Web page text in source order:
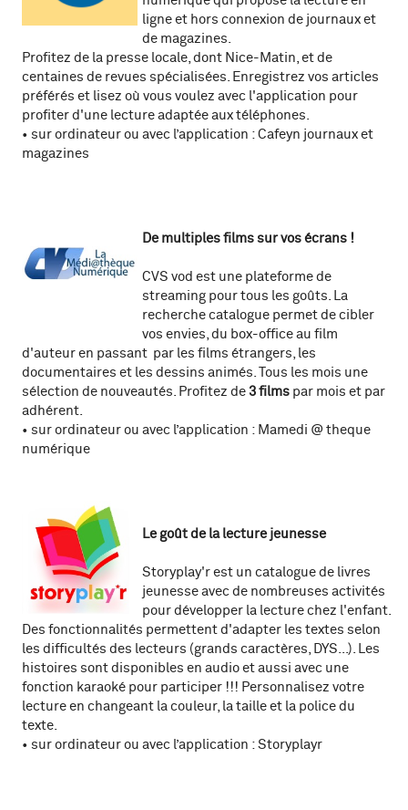
ligne et hors connexion de journaux et
de magazines.
Profitez de la presse locale, dont Nice-Matin, et de
centaines de revues spécialisées. Enregistrez vos articles
préférés et lisez où vous voulez avec l'application pour
profiter d'une lecture adaptée aux téléphones.
• sur ordinateur ou avec l’application : Cafeyn journaux et
magazines
De multiples films sur vos écrans !
CVS vod est une plateforme de
streaming pour tous les goûts. La
recherche catalogue permet de cibler
vos envies, du box-office au film
d'auteur en passant par les films étrangers, les
documentaires et les dessins animés. Tous les mois une
sélection de nouveautés. Profitez de 3 films par mois et par
adhérent.
• sur ordinateur ou avec l’application : Mamedi @ theque
numérique
Le goût de la lecture jeunesse
Storyplay'r est un catalogue de livres
jeunesse avec de nombreuses activités
pour développer la lecture chez l'enfant.
Des fonctionnalités permettent d'adapter les textes selon
les difficultés des lecteurs (grands caractères, DYS...). Les
histoires sont disponibles en audio et aussi avec une
fonction karaoké pour participer !!! Personnalisez votre
lecture en changeant la couleur, la taille et la police du
texte.
• sur ordinateur ou avec l’application : Storyplayr